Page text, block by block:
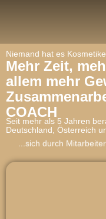
Niemand hat es
Mehr Zeit,
allem mehr
COACH
Seit mehr als 5 Jahren
Deutschland, Österreich
...sich durch